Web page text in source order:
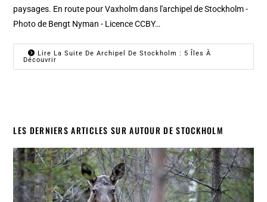
paysages. En route pour Vaxholm dans l'archipel de Stockholm -
Photo de Bengt Nyman - Licence CCBY…
Lire La Suite De Archipel De Stockholm : 5 Îles À
Découvrir
LES DERNIERS ARTICLES SUR AUTOUR DE STOCKHOLM